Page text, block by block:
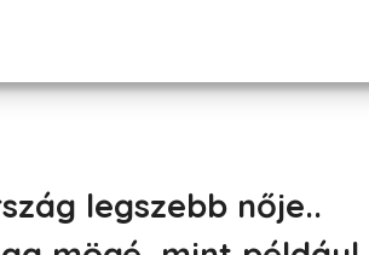
legszebb nője..